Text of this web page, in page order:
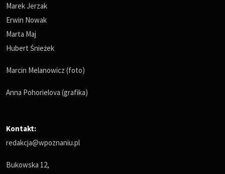
Marek Jerzak
Erwin Nowak
Marta Maj
Hubert Śnieżek
Marcin Melanowicz (foto)
Anna Pohorielova (grafika)
Kontakt:
redakcja@wpoznaniu.pl
Bukowska 12,